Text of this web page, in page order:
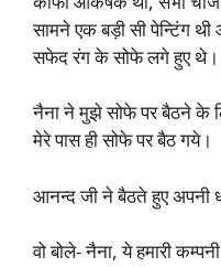
सामने एक बड़ी सी पेन्टिंग
सफेद रंग के सोफे लगे हुए थे।
नैना ने मुझे सोफे पर बैठने के
मेरे पास ही सोफे पर बैठ गये।
आनन्द जी ने बैठते हुए अपनी
वो बोले- नैना, ये हमारी